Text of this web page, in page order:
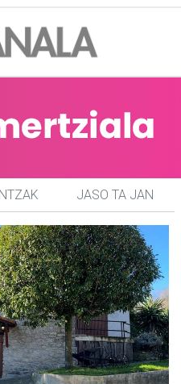
JASO TA JAN